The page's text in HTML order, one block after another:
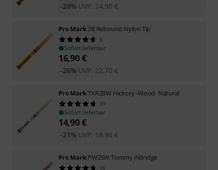
UVP: 24,90 €
-20%
Pro Mark2B Rebound Nylon Tip
5
Sofort lieferbar
16,90€
UVP: 22,70 €
-26%
Pro MarkTXR2BW Hickory -Wood- Natural
39
Sofort lieferbar
14,90€
UVP: 18,90 €
-21%
Pro MarkPW2SW Tommy Aldridge
15